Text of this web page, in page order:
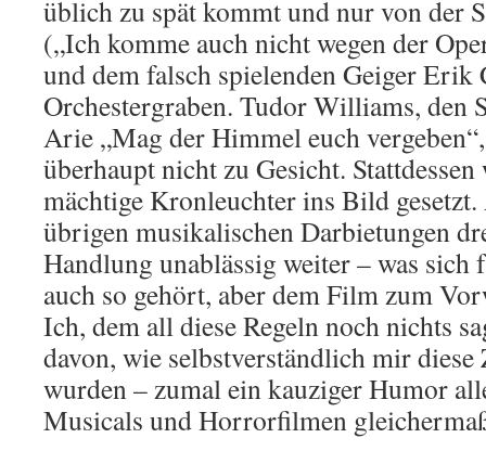
üblich zu spät kommt und nur von der
(„Ich komme auch nicht wegen der
und dem falsch spielenden Geiger
Orchestergraben. Tudor Williams, den
Arie „Mag der Himmel euch
überhaupt nicht zu Gesicht.
mächtige Kronleuchter ins Bild
übrigen musikalischen Darbietungen
Handlung unablässig weiter – was
auch so gehört, aber dem Film zum
Ich, dem all diese Regeln noch nichts
davon, wie selbstverständlich mir
wurden – zumal ein kauziger Humor
Musicals und Horrorfilmen